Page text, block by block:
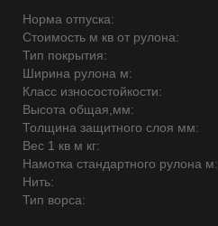
Норма отпуска:
Стоимость м кв от рулона:
Тип покрытия:
Ширина рулона м:
Класс износостойкости:
Высота общая,мм:
Толщина защитного слоя мм:
Вес 1 кв м кг:
Намотка стандартного рулона м:
Нить:
Тип ворса: